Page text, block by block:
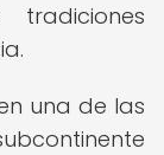
una de las